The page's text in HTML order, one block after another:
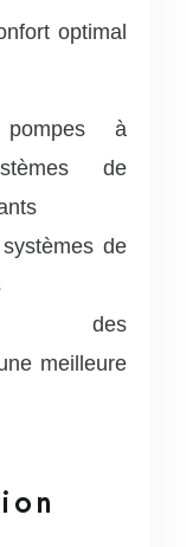
optimal
à
de
de
des
meilleure